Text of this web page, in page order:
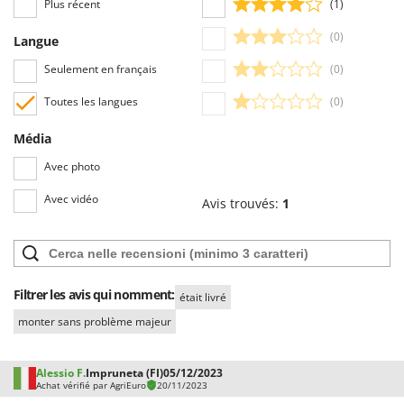
Plus récent
Langue
Seulement en français
Toutes les langues
Média
Avec photo
Avec vidéo
(1)
(0)
(0)
(0)
Avis trouvés: 1
Filtrer les avis qui nomment: était livré
monter sans problème majeur
Alessio F.Impruneta (FI)05/12/2023
Achat vérifié par AgriEuro 20/11/2023